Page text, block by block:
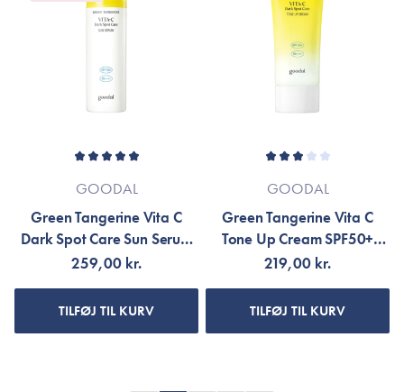
GOODAL
Green Tangerine Vita C
Dark Spot Care Sun Serum
SPF50+ PA++++
259,00 kr.
TILFØJ TIL KURV
GOODAL
Green Tangerine Vita C
Tone Up Cream SPF50+
PA++++
219,00 kr.
TILFØJ TIL KURV